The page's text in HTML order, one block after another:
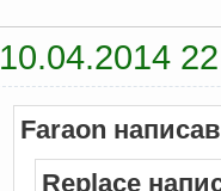
10.04.2014
Faraon
Replace